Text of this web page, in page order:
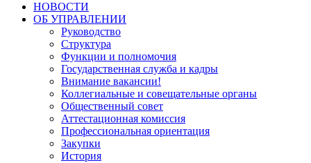
НОВОСТИ
ОБ УПРАВЛЕНИИ
Руководство
Структура
Функции и полномочия
Государственная служба и кадры
Внимание вакансии!
Коллегиальные и совещательные органы
Общественный совет
Аттестационная комиссия
Профессиональная ориентация
Закупки
История